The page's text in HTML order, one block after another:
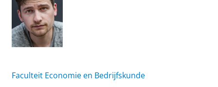
Faculteit Economie en Bedrijfskunde